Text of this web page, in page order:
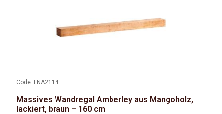
Code: FNA2114
Massives Wandregal Amberley aus Mangoholz,
lackiert, braun – 160 cm